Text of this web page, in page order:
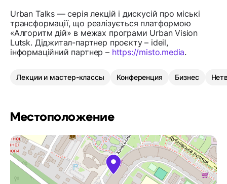
Urban Talks — серія лекцій і дискусій про міські
трансформації, що реалізується платформою
«Алгоритм дій» в межах програми Urban Vision
Lutsk. Діджитал-партнер проєкту – ideil,
інформаційний партнер – https://misto.media.
Лекции и мастер-классы Конференция Бизнес
Местоположение